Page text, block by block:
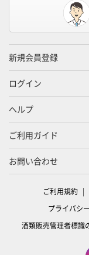
新規会員登録
ログイン
ヘルプ
ご利用ガイド
お問い合わせ
ご利用規約
プライバシ
酒類販売管理者標識